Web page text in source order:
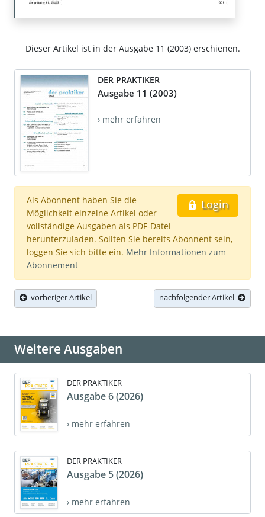
Dieser Artikel ist in der Ausgabe 11 (2003) erschienen.
DER PRAKTIKER
Ausgabe 11 (2003)
› mehr erfahren
Login
Als Abonnent haben Sie die
Möglichkeit einzelne Artikel oder
vollständige Ausgaben als PDF-Datei
herunterzuladen. Sollten Sie bereits Abonnent sein,
loggen Sie sich bitte ein. Mehr Informationen zum
Abonnement
vorheriger Artikel nachfolgender Artikel
Weitere Ausgaben
DER PRAKTIKER
Ausgabe 6 (2026)
› mehr erfahren
DER PRAKTIKER
Ausgabe 5 (2026)
› mehr erfahren